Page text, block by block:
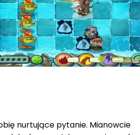
nurtujące pytanie. Mianowcie